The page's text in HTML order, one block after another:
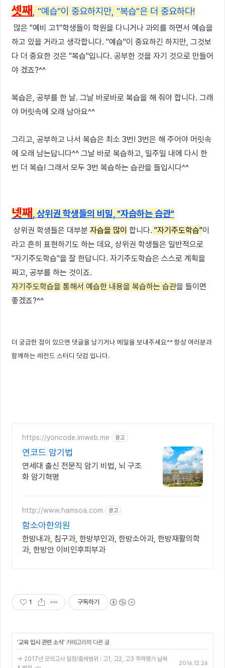
셋째, "예습"이 중요하지만, "복습"은 더 중요하다!
많은 "예비 고1"학생들이 학원을 다니거나 과외를 하면서 예습을
하고 있을 거라고 생각합니다. "예습"이 중요하긴 하지만, 그것보
다 더 중요한 것은 "복습"입니다. 공부한 것을 자기 것으로 만들어
야 겠죠?^^
복습은, 공부를 한 날. 그날 바로바로 복습을 해 줘야 합니다. 그래
야 머릿속에 오래 남아요^^
그리고, 공부하고 나서 복습은 최소 3번! 3번은 해 주어야 머릿속
에 오래 남는답니다^^ 그날 바로 복습하고, 일주일 내에 다시 한
번 더 복습! 그래서 모두 3번 복습하는 습관을 들입시다^^
넷째, 상위권 학생들의 비밀, "자습하는 습관"
상위권 학생들은 대부분 자습을 많이 합니다. "자기주도학습"이
라고 흔히 표현하기도 하는 데요, 상위권 학생들은 일반적으로
"자기주도학습"을 잘 한답니다. 자기주도학습은 스스로 계획을
짜고, 공부를 하는 것이죠.
자기주도학습을 통해서 예습한 내용을 복습하는 습관을 들이면
좋겠죠?^^
더 궁금한 점이 있으면 댓글을 남기거나 메일을 보내주세요^^ 항상 여러분과
함께하는 레전드 스터디 닷컴 입니다.
https://yoncode.imweb.me 광고
연코드 암기법
연세대 출신 전문직 암기 비법, 뇌 구조
화 암기혁명
http://www.hamsoa.com 광고
함소아한의원
한방내과, 침구과, 한방부인과, 한방소아과, 한방재활의학
과, 한방안 이비인후피부과
1 구독하기
'교육 입시 관련 소식' 카테고리의 다른 글
→ 2017년 모의고사 일정/출제범위 : 고1, 고2, 고3 학력평가 날짜
2016.12.26